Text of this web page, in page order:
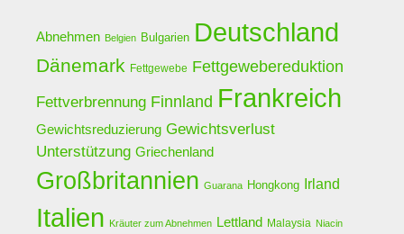
Abnehmen Belgien Bulgarien Deutschland
Dänemark Fettgewebe Fettgewebereduktion
Fettverbrennung Finnland Frankreich
Gewichtsreduzierung Gewichtsverlust
Unterstützung Griechenland
Großbritannien Guarana Hongkong Irland
Italien Kräuter zum Abnehmen Lettland Malaysia Niacin